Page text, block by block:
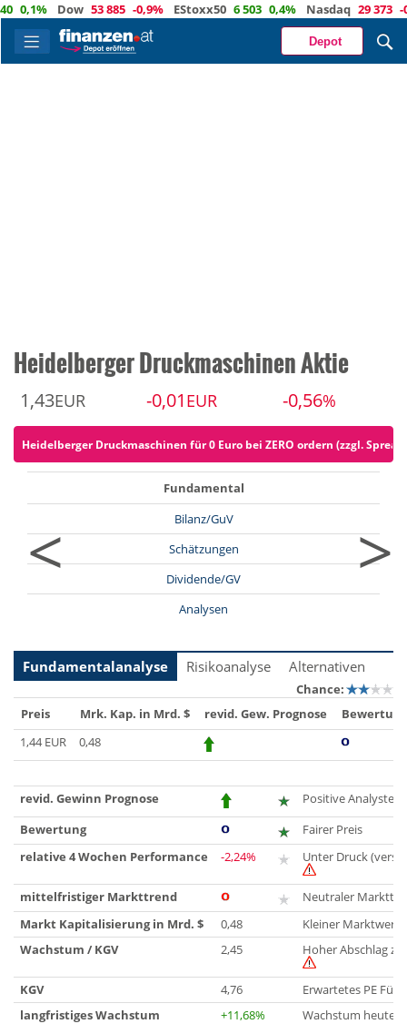
0,1% Dow 53 885 -0,9% EStoxx50 6 503 0,4% Nasdaq 29 373 -
Depot
Heidelberger Druckmaschinen Aktie
1,43EUR -0,01 EUR -0,56%
Heidelberger Druckmaschinen für 0 Euro bei ZERO ordern (zzgl.
<
Fundamental
Bilanz/GuV
Schätzungen
Dividende/GV
Analysen
>
Fundamentalanalyse Risikoanalyse Alternativen
Chance:
Preis
Mrk. Kap. in Mrd. $ revid. Gew. Prognose
Bewertung
1,44 EUR
0,48
revid. Gewinn Prognose
Positive
Bewertung
Fairer Preis
relative 4 Wochen Performance
-2,24% Unter Druck
mittelfristiger Markttrend
Neutraler
Markt Kapitalisierung in Mrd. $
0,48
Kleiner Marktwert
Wachstum / KGV
2,45 Hoher Abschlag
KGV 4,76
Erwartetes PE Für
langfristiges Wachstum
+11,68%
Wachstum heute